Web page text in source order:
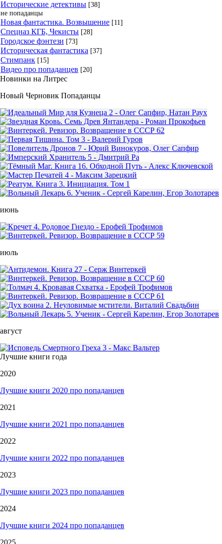
Исторические детективы [38]
не попаданцы
Новая фантастика. Возвышение [11]
Спецназ КГБ, Чекисты [28]
Городское фэнтези [73]
Историческая фантастика [37]
Стимпанк [15]
Видео про попаданцев [20]
Новинки на Литрес
Новый Черновик Попаданцы
июнь
июль
август
Лучшие книги года
2020
Лучшие книги 2020 про попаданцев
2021
Лучшие книги 2021 про попаданцев
2022
Лучшие книги 2022 про попаданцев
2023
Лучшие книги 2023 про попаданцев
2024
Лучшие книги 2024 про попаданцев
2025